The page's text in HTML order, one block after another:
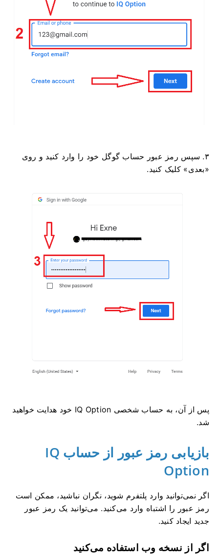
۳. سپس رمز عبور حساب گوگل خود را وارد کنید و روی
«بعدی» کلیک کنید.
پس از آن، به حساب شخصی IQ Option خود هدایت خواهید
شد.
بازیابی رمز عبور از حساب IQ
Option
اگر نمی‌توانید وارد پلتفرم شوید، نگران نباشید، ممکن است
رمز عبور را اشتباه وارد می‌کنید. می‌توانید یک رمز عبور
جدید ایجاد کنید.
اگر از نسخه وب استفاده می‌کنید